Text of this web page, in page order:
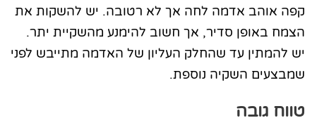
קפה אוהב אדמה לחה אך לא רטובה. יש להשקות את
הצמח באופן סדיר, אך חשוב להימנע מהשקיית יתר.
יש להמתין עד שהחלק העליון של האדמה מתייבש לפני
שמבצעים השקיה נוספת.
טווח גובה